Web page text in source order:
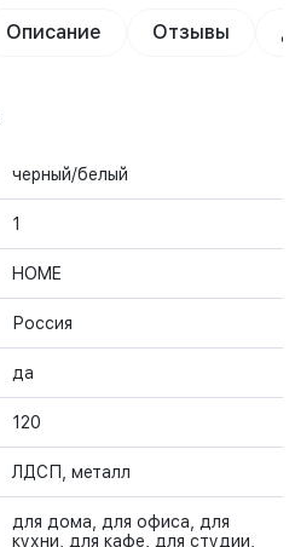
Описание Отзывы
черный/белый
1
HOME
Россия
да
120
ЛДСП, металл
для дома, для офиса, для
кухни, для кафе, для студии,